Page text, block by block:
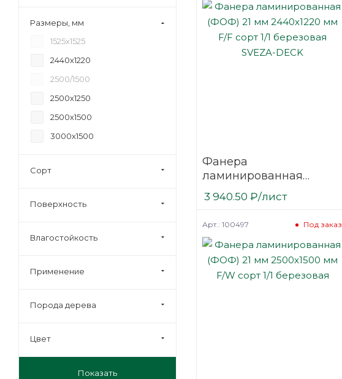
Фанера
ламинированная
(ФОФ) 21 мм 2440х1220
мм F/F сорт 1/1
3 940.50 ₽/лист
Под заказ
Арт.: 100497
18
Размеры, мм
1525х1525
2440х1220
2500/1500
2500х1250
2500х1500
3000х1500
Сорт
Поверхность
Влагостойкость
Применение
Порода дерева
Цвет
Показать